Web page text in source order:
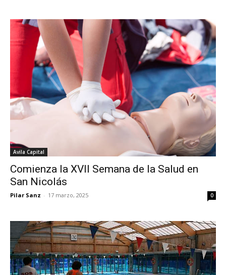
Avila Capital
Comienza la XVII Semana de la Salud en
San Nicolás
Pilar Sanz - 17 marzo, 2025 0